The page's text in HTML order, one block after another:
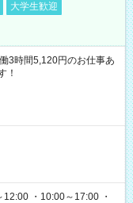
大学生歓迎
時間5,120円のお仕事あ
！
・10:00～17:00 ・